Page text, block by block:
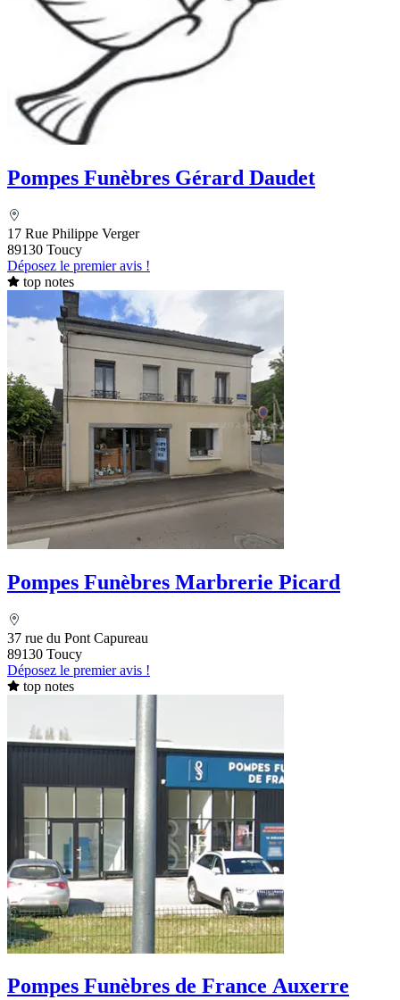
Pompes Funèbres Gérard Daudet
17 Rue Philippe Verger
89130 Toucy
Déposez le premier avis !
top notes
Pompes Funèbres Marbrerie Picard
37 rue du Pont Capureau
89130 Toucy
Déposez le premier avis !
top notes
Pompes Funèbres de France Auxerre